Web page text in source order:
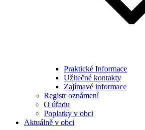
Praktické Informace
Užitečné kontakty
Zajímavé informace
Registr oznámení
O úřadu
Poplatky v obci
Aktuálně v obci